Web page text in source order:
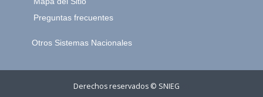
Preguntas frecuentes
Otros Sistemas Nacionales
Derechos reservados © SNIEG